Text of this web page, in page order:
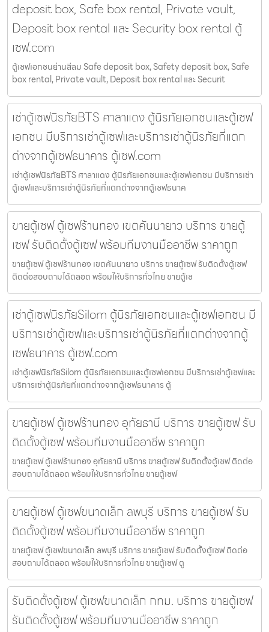
deposit box, Safe box rental, Private vault,
Deposit box rental และ Security box rental ตู้
เซฟ.com
ตู้เซฟเอกชนย่านสีลม Safe deposit box, Safety deposit box, Safe
box rental, Private vault, Deposit box rental และ Securit
เช่าตู้เซฟนิรภัยBTS ศาลาแดง ตู้นิรภัยเอกชนและตู้เซฟ
เอกชน มีบริการเช่าตู้เซฟและบริการเช่าตู้นิรภัยที่แตก
ต่างจากตู้เซฟธนาคาร ตู้เซฟ.com
เช่าตู้เซฟนิรภัยBTS ศาลาแดง ตู้นิรภัยเอกชนและตู้เซฟเอกชน มีบริการเช่า
ตู้เซฟและบริการเช่าตู้นิรภัยที่แตกต่างจากตู้เซฟธนาค
ขายตู้เซฟ ตู้เซฟร้านทอง เขตคันนายาว บริการ ขายตู้
เซฟ รับติดตั้งตู้เซฟ พร้อมทีมงานมืออาชีพ ราคาถูก
ขายตู้เซฟ ตู้เซฟร้านทอง เขตคันนายาว บริการ ขายตู้เซฟ รับติดตั้งตู้เซฟ
ติดต่อสอบถามได้ตลอด พร้อมให้บริการทั่วไทย ขายตู้เซ
เช่าตู้เซฟนิรภัยSilom ตู้นิรภัยเอกชนและตู้เซฟเอกชน มี
บริการเช่าตู้เซฟและบริการเช่าตู้นิรภัยที่แตกต่างจากตู้
เซฟธนาคาร ตู้เซฟ.com
เช่าตู้เซฟนิรภัยSilom ตู้นิรภัยเอกชนและตู้เซฟเอกชน มีบริการเช่าตู้เซฟและ
บริการเช่าตู้นิรภัยที่แตกต่างจากตู้เซฟธนาคาร ตู้
ขายตู้เซฟ ตู้เซฟร้านทอง อุทัยธานี บริการ ขายตู้เซฟ รับ
ติดตั้งตู้เซฟ พร้อมทีมงานมืออาชีพ ราคาถูก
ขายตู้เซฟ ตู้เซฟร้านทอง อุทัยธานี บริการ ขายตู้เซฟ รับติดตั้งตู้เซฟ ติดต่อ
สอบถามได้ตลอด พร้อมให้บริการทั่วไทย ขายตู้เซฟ
ขายตู้เซฟ ตู้เซฟขนาดเล็ก ลพบุรี บริการ ขายตู้เซฟ รับ
ติดตั้งตู้เซฟ พร้อมทีมงานมืออาชีพ ราคาถูก
ขายตู้เซฟ ตู้เซฟขนาดเล็ก ลพบุรี บริการ ขายตู้เซฟ รับติดตั้งตู้เซฟ ติดต่อ
สอบถามได้ตลอด พร้อมให้บริการทั่วไทย ขายตู้เซฟ ตู
รับติดตั้งตู้เซฟ ตู้เซฟขนาดเล็ก กทม. บริการ ขายตู้เซฟ
รับติดตั้งตู้เซฟ พร้อมทีมงานมืออาชีพ ราคาถูก